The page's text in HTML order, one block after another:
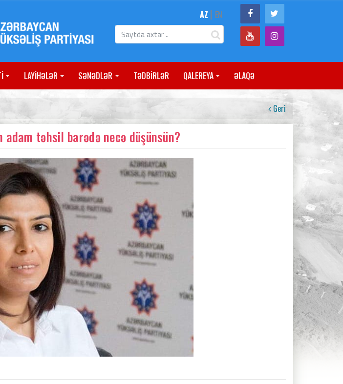
AZ | EN
LAYİHƏLƏR SƏNƏDLƏR TƏDBİRLƏR QALEREYA ƏLAQƏ
Geri
adam təhsil barədə necə düşünsün?